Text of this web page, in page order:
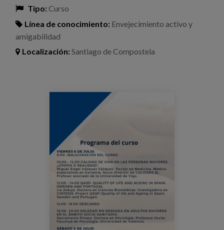
Blog
Tipo:Curso
Línea de conocimiento: Envejecimiento activo y
amigabilidad
Localización:Santiago de Compostela
curso_soledad_usc_saramarsillas.png